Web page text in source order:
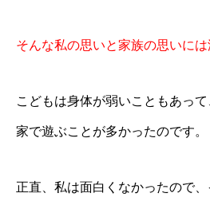
そんな私の思いと家族の思いには
こどもは身体が弱いこともあっ
家で遊ぶことが多かったのです。
正直、私は面白くなかったので、